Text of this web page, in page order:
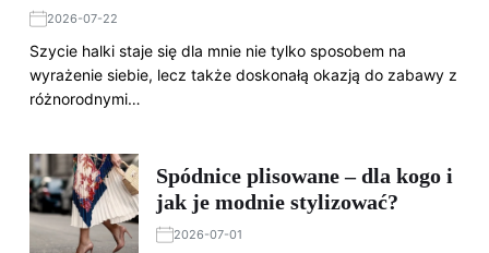
2026-07-22
Szycie halki staje się dla mnie nie tylko sposobem na
wyrażenie siebie, lecz także doskonałą okazją do zabawy z
różnorodnymi…
Spódnice plisowane – dla kogo i
jak je modnie stylizować?
2026-07-01